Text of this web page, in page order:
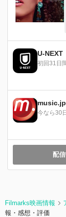
U-NEXT
初回31日
music.jp
今なら30
配
Filmarks映画情報
報・感想・評価